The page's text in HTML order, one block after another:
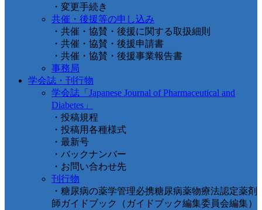
・変更手続き
共催・後援等の申し込み
・共催・協賛・後援に関する取扱細則
・共催・協賛・後援申請書
・共催・協賛・後援事業報告書
事務局
学会誌・刊行物
学会誌「Japanese Journal of Pharmaceutical and
Diabetes」
・投稿規程
・投稿用各種様式
・最新号
・バックナンバー
・お問い合わせ先
刊行物
・糖尿病の薬学管理必携糖尿病薬物療法認定薬剤
師ガイドブック（ガイドブック編集委員会編集）